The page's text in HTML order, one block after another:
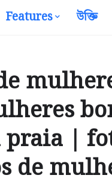
Features উক্তি
|
de